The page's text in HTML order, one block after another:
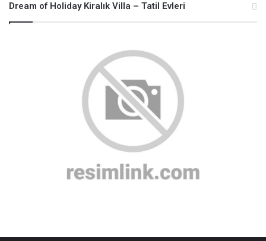
Dream of Holiday Kiralık Villa – Tatil Evleri